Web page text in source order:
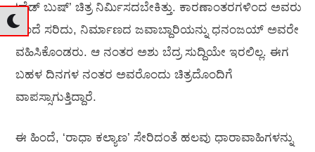
‘ಹೆಡ್‍ ಬುಷ್‍’ ಚಿತ್ರ ನಿರ್ಮಿಸದಬೇಕಿತ್ತು. ಕಾರಣಾಂತರಗಳಿಂದ ಅವರು
ಹಿಂದೆ ಸರಿದು, ನಿರ್ಮಾಣದ ಜವಾಬ್ದಾರಿಯನ್ನು ಧನಂಜಯ್‍ ಅವರೇ
ವಹಿಸಿಕೊಂಡರು. ಆ ನಂತರ ಅಶು ಬೆದ್ರ ಸುದ್ದಿಯೇ ಇರಲಿಲ್ಲ. ಈಗ
ಬಹಳ ದಿನಗಳ ನಂತರ ಅವರೊಂದು ಚಿತ್ರದೊಂದಿಗೆ
ವಾಪಸ್ಸಾಗುತ್ತಿದ್ದಾರೆ.
ಈ ಹಿಂದೆ, ‘ರಾಧಾ ಕಲ್ಯಾಣ’ ಸೇರಿದಂತೆ ಹಲವು ಧಾರಾವಾಹಿಗಳನ್ನು